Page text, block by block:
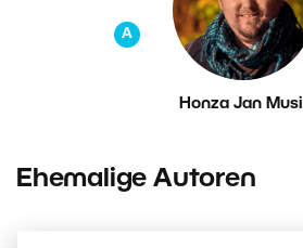
A
Honza Jan Musil
Ehemalige Autoren